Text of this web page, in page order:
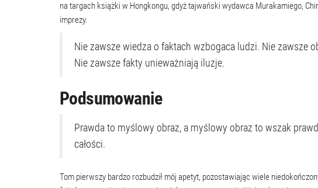
na targach książki w Hongkongu, gdyż tajwański wydawca Murakamiego,
imprezy.
Nie zawsze wiedza o faktach wzbogaca ludzi. Nie zawsze
Nie zawsze fakty unieważniają iluzje.
Podsumowanie
Prawda to myślowy obraz, a myślowy obraz to wszak
całości.
Tom pierwszy bardzo rozbudził mój apetyt, pozostawiając wiele